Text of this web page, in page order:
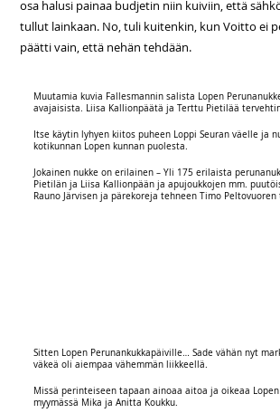
osa halusi painaa budjetin niin kuiviin, että
tullut lainkaan. No, tuli kuitenkin, kun Voitto ei
päätti vain, että nehän tehdään.
Muutamia kuvia Fallesmannin salista Lopen
avajaisista. Liisa Kallionpäätä ja Terttu Pietilää
Itse käytin lyhyen kiitos puheen Loppi Seuran väelle ja
kotikunnan Lopen kunnan puolesta.
Jokainen nukke on erilainen – Yli 175 erilaista
Pietilän ja Liisa Kallionpään ja apujoukkojen mm.
Rauno Järvisen ja pärekoreja tehneen Timo Peltovuoren
Sitten Lopen Perunankukkapäiville… Sade vähän nyt
väkeä oli aiempaa vähemmän liikkeellä.
Missä perinteiseen tapaan ainoaa aitoa ja oikeaa
myymässä Mika ja Anitta Koukku.